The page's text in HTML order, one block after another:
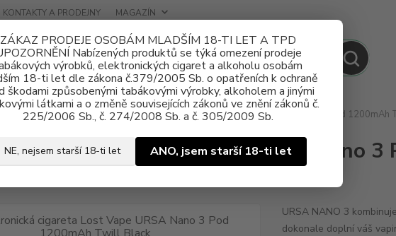
ZÁKAZ PRODEJE OSOBÁM MLADŠÍM 18-TI LET A TPD
Nabízených produktů se týká omezení prodeje
výrobků, elektronických cigaret a alkoholu osobám
18-ti let dle zákona č.379/2005 Sb. o opatřeních k ochraně
škodami způsobenými tabákovými výrobky, alkoholem a jinými
látkami a o změně souvisejících zákonů ve znění zákonů č.
225/2006 Sb., č. 274/2008 Sb. a č. 305/2009 Sb.
NE, nejsem starší 18-ti let ANO, jsem starší 18-ti let
KONTAKTY A PRODEJNY MAGAZÍN
cigarety Lost Vape Elektronická cigareta Lost Vape URSA Nano 3 Pod 1200mAh
cigareta Lost Vape URSA Nano
URSA NANO 3
dokonale doplní váš